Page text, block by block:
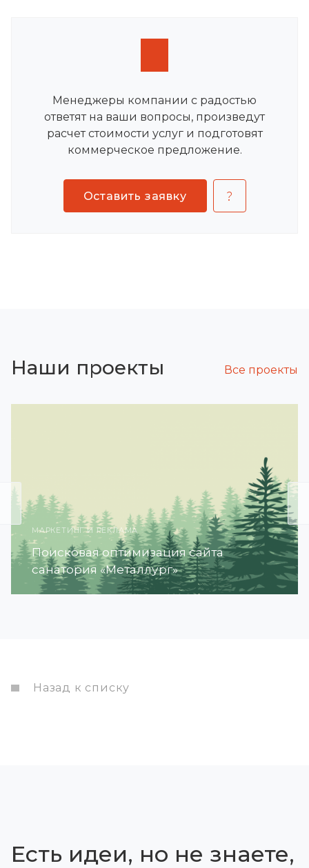
Менеджеры компании с радостью
ответят на ваши вопросы, произведут
расчет стоимости услуг и подготовят
коммерческое предложение.
Оставить заявку
Наши проекты Все проекты
МАРКЕТИНГ И РЕКЛАМА
Поисковая оптимизация сайта
санатория «Металлург»
Назад к списку
Есть идеи, но не знаете,